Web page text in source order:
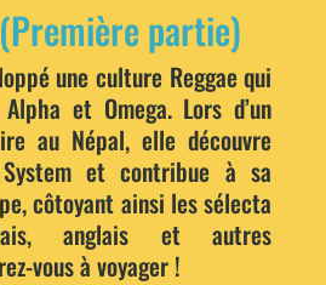
(Première partie)
une culture Reggae qui
et Omega. Lors d’un
au Népal, elle découvre
System et contribue à sa
côtoyant ainsi les sélecta
anglais et autres
vous à voyager !